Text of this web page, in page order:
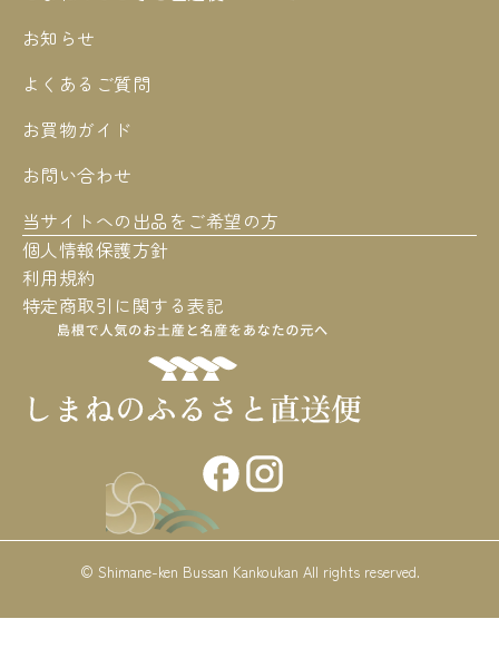
お知らせ
よくあるご質問
お買物ガイド
お問い合わせ
当サイトへの出品をご希望の方
個人情報保護方針
利用規約
特定商取引に関する表記
© Shimane-ken Bussan Kankoukan All rights reserved.